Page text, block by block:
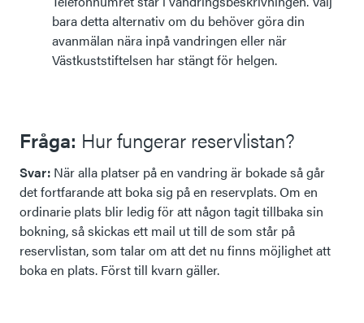
bara detta alternativ om du behöver göra din
avanmälan nära inpå vandringen eller när
Västkuststiftelsen har stängt för helgen.
Fråga: Hur fungerar reservlistan?
Svar: När alla platser på en vandring är bokade så går
det fortfarande att boka sig på en reservplats. Om en
ordinarie plats blir ledig för att någon tagit tillbaka sin
bokning, så skickas ett mail ut till de som står på
reservlistan, som talar om att det nu finns möjlighet att
boka en plats. Först till kvarn gäller.